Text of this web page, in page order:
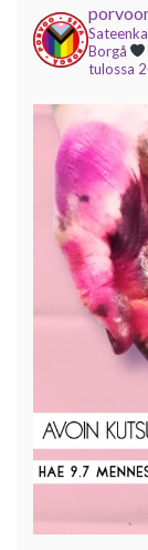
Borgå
tulossa